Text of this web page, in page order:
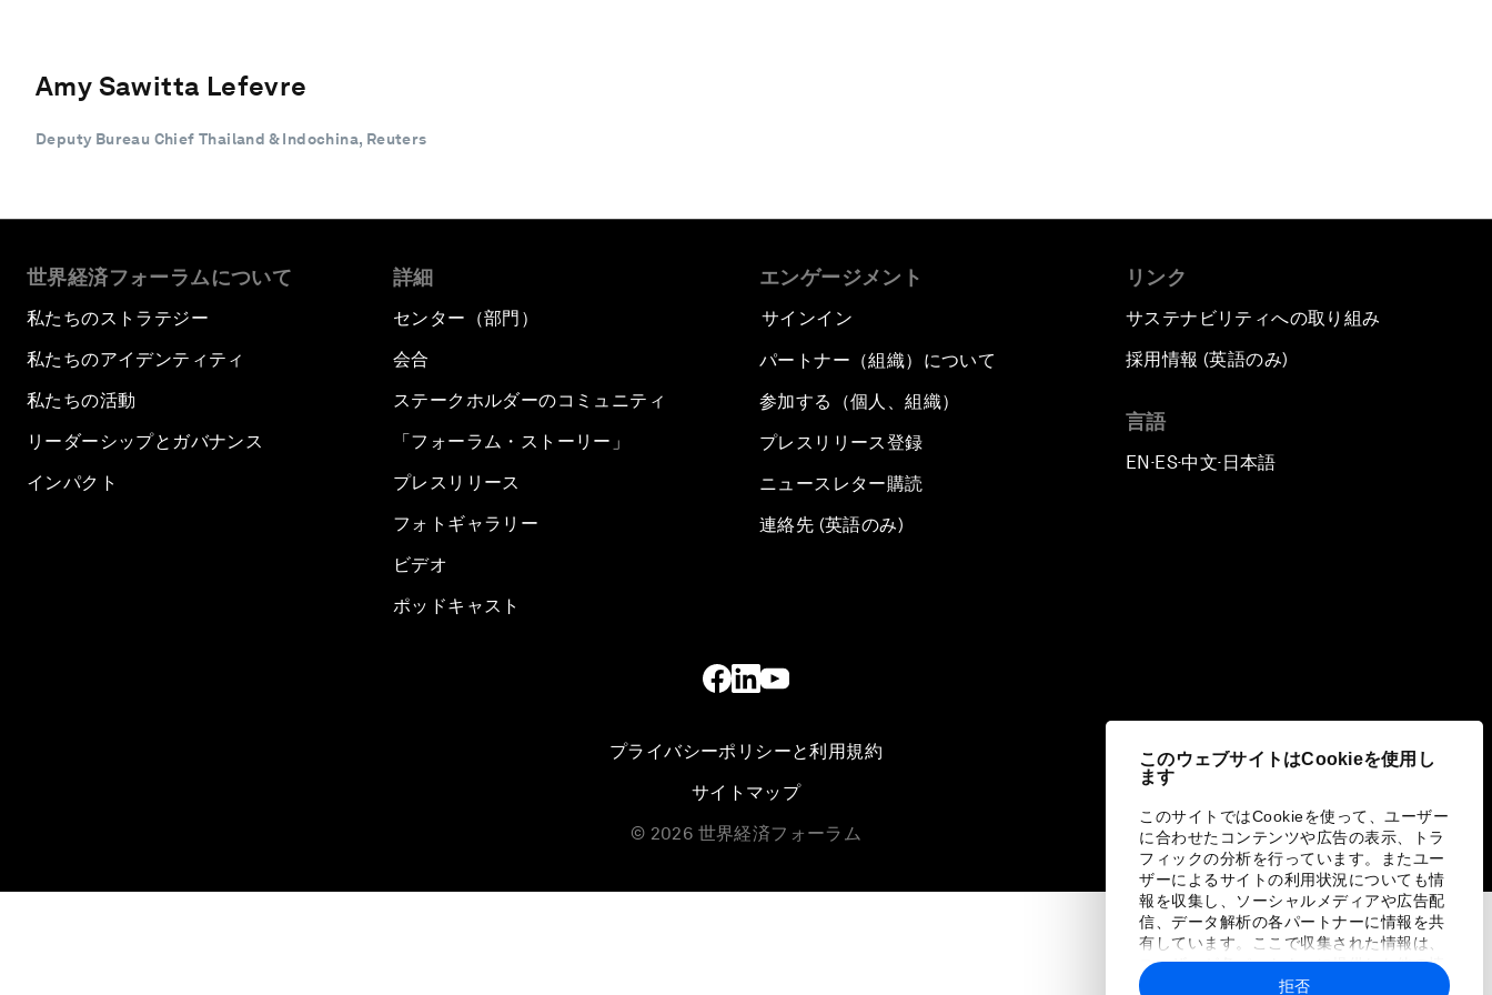
このウェブサイトはCookieを使用し
ます
このサイトではCookieを使って、ユーザー
に合わせたコンテンツや広告の表示、トラ
フィックの分析を行っています。またユー
ザーによるサイトの利用状況についても情
報を収集し、ソーシャルメディアや広告配
信、データ解析の各パートナーに情報を共
有しています。ここで収集された情報は、
ユーザーが各パートナーに提供した他の情
報や各パートナーのサービスを使用した際
拒否
Amy Sawitta Lefevre
Deputy Bureau Chief Thailand & Indochina, Reuters
世界経済フォーラムについて
私たちのストラテジー
私たちのアイデンティティ
私たちの活動
リーダーシップとガバナンス
インパクト
詳細
センター（部門）
会合
ステークホルダーのコミュニティ
「フォーラム・ストーリー」
プレスリリース
フォトギャラリー
ビデオ
ポッドキャスト
エンゲージメント
サインイン
パートナー（組織）について
参加する（個人、組織）
プレスリリース登録
ニュースレター購読
連絡先 (英語のみ)
リンク
サステナビリティへの取り組み
採用情報 (英語のみ)
言語
EN ▪ES▪中文▪ 日本語
プライバシーポリシーと利用規約
サイトマップ
© 2026 世界経済フォーラム